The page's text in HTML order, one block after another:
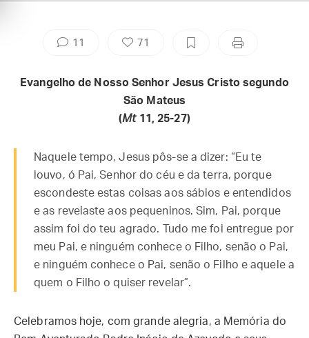
11 71
Evangelho de Nosso Senhor Jesus Cristo segundo
São Mateus
(Mt 11, 25-27)
Naquele tempo, Jesus pôs-se a dizer: “Eu te
louvo, ó Pai, Senhor do céu e da terra, porque
escondeste estas coisas aos sábios e entendidos
e as revelaste aos pequeninos. Sim, Pai, porque
assim foi do teu agrado. Tudo me foi entregue por
meu Pai, e ninguém conhece o Filho, senão o Pai,
e ninguém conhece o Pai, senão o Filho e aquele a
quem o Filho o quiser revelar”.
Celebramos hoje, com grande alegria, a Memória do